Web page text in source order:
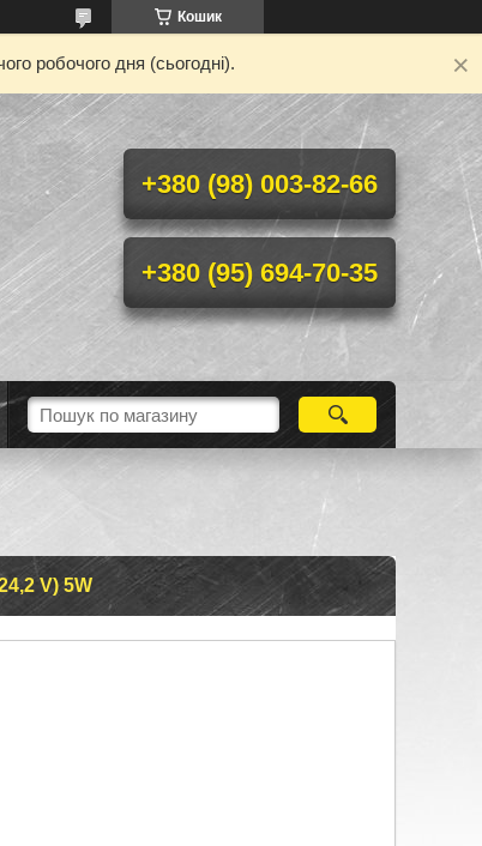
Кошик
робочого дня (сьогодні).
+380 (98) 003-82-66
+380 (95) 694-70-35
V) 5W